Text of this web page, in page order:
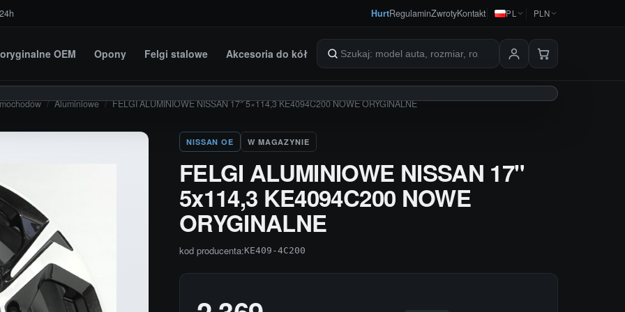
HurtRegulaminZwrotyKontakt PL PLN
OEM Opony Felgi stalowe Akcesoria do kół Szukaj produktów
/ Aluminiowe / FELGI ALUMINIOWE NISSAN 17″ 5×114,3 KE4094C200 NOWE ORYGINALNE
NISSAN OE W MAGAZYNIE
FELGI ALUMINIOWE NISSAN 17"
5x114,3 KE4094C200 NOWE
ORYGINALNE
kod producenta:KE409-4C200